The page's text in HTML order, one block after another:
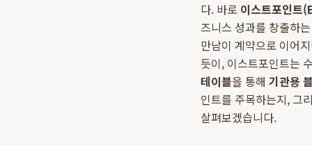
다. 바로 이스트포인
즈니스 성과를 창출하
만남이 계약으로 이어
듯이, 이스트포인트는
테이블을 통해 기관용
인트를 주목하는지, 그
살펴보겠습니다.